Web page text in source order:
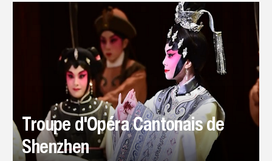
Troupe d'Opéra Cantonais de
Shenzhen